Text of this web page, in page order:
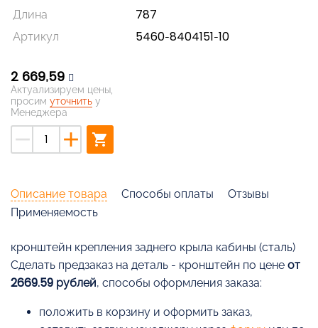
Длина
787
Артикул
5460-8404151-10
2 669,59
Актуализируем цены,
просим уточнить у
Менеджера
remove add shopping_cart
Описание товара Способы оплаты
Отзывы
Применяемость
кронштейн крепления заднего крыла кабины (сталь)
Cделать предзаказ на деталь - кронштейн по цене от
2669.59 рублей, способы оформления заказа:
положить в корзину и оформить заказ,